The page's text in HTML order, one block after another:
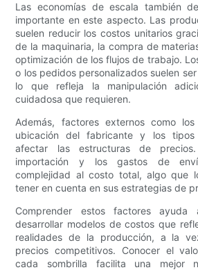
Las economías de escala también
importante en este aspecto. Las
suelen reducir los costos unitarios
de la maquinaria, la compra de
optimización de los flujos de trabajo.
o los pedidos personalizados suelen
lo que refleja la manipulación
cuidadosa que requieren.
Además, factores externos como
ubicación del fabricante y los
afectar las estructuras de
importación y los gastos de
complejidad al costo total, algo que
tener en cuenta en sus estrategias de
Comprender estos factores
desarrollar modelos de costos que
realidades de la producción, a la
precios competitivos. Conocer el
cada sombrilla facilita una mejor